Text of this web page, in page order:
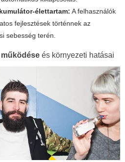
élettartam: A felhasználók
fejlesztések történnek az
sebesség terén.
és környezeti hatásai